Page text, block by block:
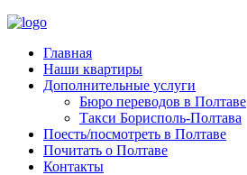
Главная
Наши квартиры
Дополнительные услуги
Бюро переводов в Полтаве
Такси Борисполь-Полтава
Поесть/посмотреть в Полтаве
Почитать о Полтаве
Контакты